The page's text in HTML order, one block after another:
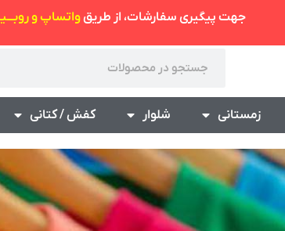
جهت پیگیری سفارشات، از طریقواتساپ و
زمستانی شلوار کفش / کتانی